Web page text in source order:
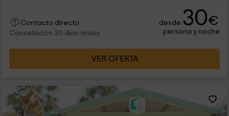
Contacto directo
Cancelación 30 días antes
desde 30€
persona y noche
VER OFERTA